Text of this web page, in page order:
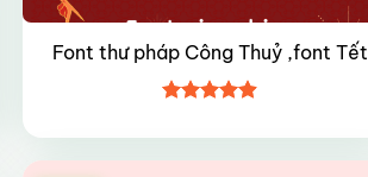
Font thư pháp Công Thuỷ ,font Tết
hạng4.95